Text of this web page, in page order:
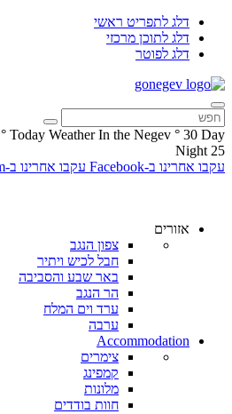
דלג לתפריט ראשי
דלג לתוכן מרכזי
דלג לפוטר
Today Weather In the Negev ° 30 Day
°
25
Night
עקבו אחרינו ב-Facebook
עקבו אחרינו ב-Instagram
אזורים
צפון הנגב
חבל לכיש ויתיר
באר שבע והסביבה
הר הנגב
ערד וים המלח
ערבה
Accommodation
צימרים
קמפינג
מלונות
חוות בודדים